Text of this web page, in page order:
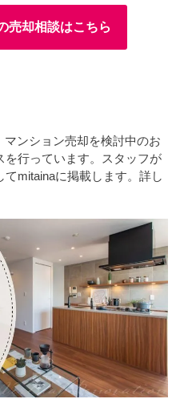
売却相談はこちら
マンション売却を検討中のお
行っています。スタッフが
mitainaに掲載します。詳し